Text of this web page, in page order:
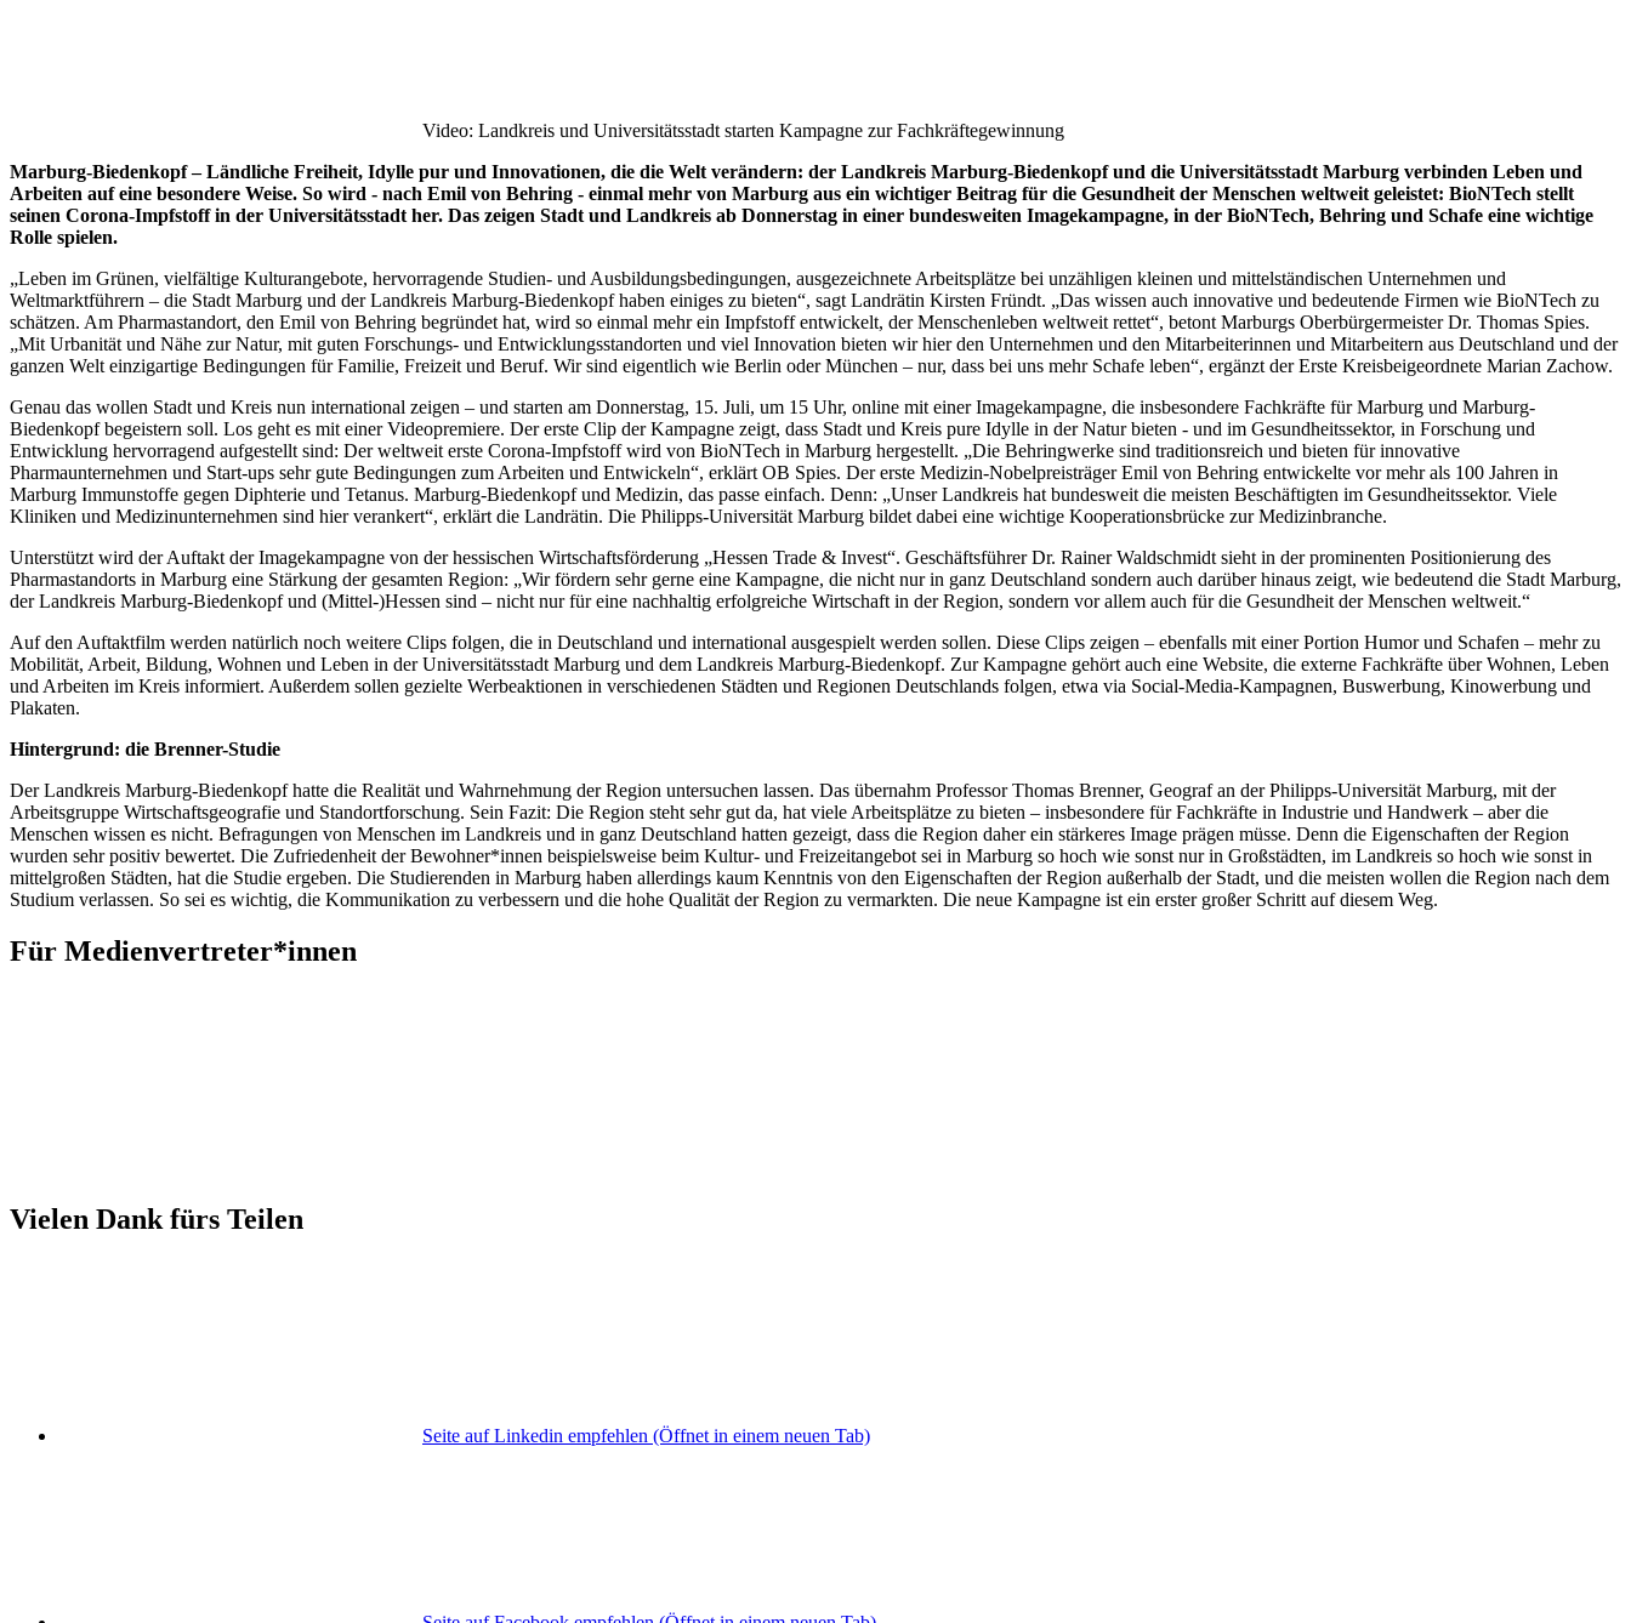
Video: Landkreis und Universitätsstadt starten Kampagne zur Fachkräftegewinnung
Marburg-Biedenkopf – Ländliche Freiheit, Idylle pur und Innovationen, die die Welt verändern: der Landkreis Marburg-Biedenkopf und die Universitätsstadt Marburg verbinden Leben und
Arbeiten auf eine besondere Weise. So wird - nach Emil von Behring - einmal mehr von Marburg aus ein wichtiger Beitrag für die Gesundheit der Menschen weltweit geleistet: BioNTech stellt
seinen Corona-Impfstoff in der Universitätsstadt her. Das zeigen Stadt und Landkreis ab Donnerstag in einer bundesweiten Imagekampagne, in der BioNTech, Behring und Schafe eine wichtige
Rolle spielen.
„Leben im Grünen, vielfältige Kulturangebote, hervorragende Studien- und Ausbildungsbedingungen, ausgezeichnete Arbeitsplätze bei unzähligen kleinen und mittelständischen Unternehmen und
Weltmarktführern – die Stadt Marburg und der Landkreis Marburg-Biedenkopf haben einiges zu bieten“, sagt Landrätin Kirsten Fründt. „Das wissen auch innovative und bedeutende Firmen wie BioNTech zu
schätzen. Am Pharmastandort, den Emil von Behring begründet hat, wird so einmal mehr ein Impfstoff entwickelt, der Menschenleben weltweit rettet“, betont Marburgs Oberbürgermeister Dr. Thomas Spies.
„Mit Urbanität und Nähe zur Natur, mit guten Forschungs- und Entwicklungsstandorten und viel Innovation bieten wir hier den Unternehmen und den Mitarbeiterinnen und Mitarbeitern aus Deutschland und der
ganzen Welt einzigartige Bedingungen für Familie, Freizeit und Beruf. Wir sind eigentlich wie Berlin oder München – nur, dass bei uns mehr Schafe leben“, ergänzt der Erste Kreisbeigeordnete Marian Zachow.
Genau das wollen Stadt und Kreis nun international zeigen – und starten am Donnerstag, 15. Juli, um 15 Uhr, online mit einer Imagekampagne, die insbesondere Fachkräfte für Marburg und Marburg-
Biedenkopf begeistern soll. Los geht es mit einer Videopremiere. Der erste Clip der Kampagne zeigt, dass Stadt und Kreis pure Idylle in der Natur bieten - und im Gesundheitssektor, in Forschung und
Entwicklung hervorragend aufgestellt sind: Der weltweit erste Corona-Impfstoff wird von BioNTech in Marburg hergestellt. „Die Behringwerke sind traditionsreich und bieten für innovative
Pharmaunternehmen und Start-ups sehr gute Bedingungen zum Arbeiten und Entwickeln“, erklärt OB Spies. Der erste Medizin-Nobelpreisträger Emil von Behring entwickelte vor mehr als 100 Jahren in
Marburg Immunstoffe gegen Diphterie und Tetanus. Marburg-Biedenkopf und Medizin, das passe einfach. Denn: „Unser Landkreis hat bundesweit die meisten Beschäftigten im Gesundheitssektor. Viele
Kliniken und Medizinunternehmen sind hier verankert“, erklärt die Landrätin. Die Philipps-Universität Marburg bildet dabei eine wichtige Kooperationsbrücke zur Medizinbranche.
Unterstützt wird der Auftakt der Imagekampagne von der hessischen Wirtschaftsförderung „Hessen Trade & Invest“. Geschäftsführer Dr. Rainer Waldschmidt sieht in der prominenten Positionierung des
Pharmastandorts in Marburg eine Stärkung der gesamten Region: „Wir fördern sehr gerne eine Kampagne, die nicht nur in ganz Deutschland sondern auch darüber hinaus zeigt, wie bedeutend die Stadt Marburg,
der Landkreis Marburg-Biedenkopf und (Mittel-)Hessen sind – nicht nur für eine nachhaltig erfolgreiche Wirtschaft in der Region, sondern vor allem auch für die Gesundheit der Menschen weltweit.“
Auf den Auftaktfilm werden natürlich noch weitere Clips folgen, die in Deutschland und international ausgespielt werden sollen. Diese Clips zeigen – ebenfalls mit einer Portion Humor und Schafen – mehr zu
Mobilität, Arbeit, Bildung, Wohnen und Leben in der Universitätsstadt Marburg und dem Landkreis Marburg-Biedenkopf. Zur Kampagne gehört auch eine Website, die externe Fachkräfte über Wohnen, Leben
und Arbeiten im Kreis informiert. Außerdem sollen gezielte Werbeaktionen in verschiedenen Städten und Regionen Deutschlands folgen, etwa via Social-Media-Kampagnen, Buswerbung, Kinowerbung und
Plakaten.
Hintergrund: die Brenner-Studie
Der Landkreis Marburg-Biedenkopf hatte die Realität und Wahrnehmung der Region untersuchen lassen. Das übernahm Professor Thomas Brenner, Geograf an der Philipps-Universität Marburg, mit der
Arbeitsgruppe Wirtschaftsgeografie und Standortforschung. Sein Fazit: Die Region steht sehr gut da, hat viele Arbeitsplätze zu bieten – insbesondere für Fachkräfte in Industrie und Handwerk – aber die
Menschen wissen es nicht. Befragungen von Menschen im Landkreis und in ganz Deutschland hatten gezeigt, dass die Region daher ein stärkeres Image prägen müsse. Denn die Eigenschaften der Region
wurden sehr positiv bewertet. Die Zufriedenheit der Bewohner*innen beispielsweise beim Kultur- und Freizeitangebot sei in Marburg so hoch wie sonst nur in Großstädten, im Landkreis so hoch wie sonst in
mittelgroßen Städten, hat die Studie ergeben. Die Studierenden in Marburg haben allerdings kaum Kenntnis von den Eigenschaften der Region außerhalb der Stadt, und die meisten wollen die Region nach dem
Studium verlassen. So sei es wichtig, die Kommunikation zu verbessern und die hohe Qualität der Region zu vermarkten. Die neue Kampagne ist ein erster großer Schritt auf diesem Weg.
Für Medienvertreter*innen
Vielen Dank fürs Teilen
Seite auf Linkedin empfehlen (Öffnet in einem neuen Tab)